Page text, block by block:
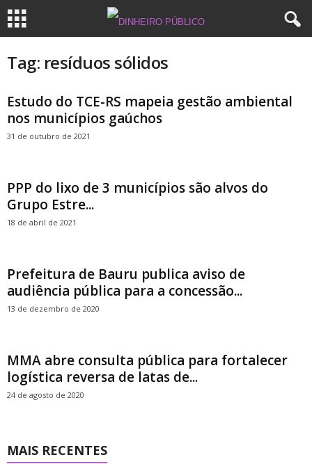
Tag: resíduos sólidos
Estudo do TCE-RS mapeia gestão ambiental
nos municípios gaúchos
31 de outubro de 2021
PPP do lixo de 3 municípios são alvos do
Grupo Estre...
18 de abril de 2021
Prefeitura de Bauru publica aviso de
audiência pública para a concessão...
13 de dezembro de 2020
MMA abre consulta pública para fortalecer
logística reversa de latas de...
24 de agosto de 2020
MAIS RECENTES